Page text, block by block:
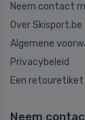
Neem contact
Over Skisport.be
Algemene
Privacybeleid
Een retouretiket
Neem